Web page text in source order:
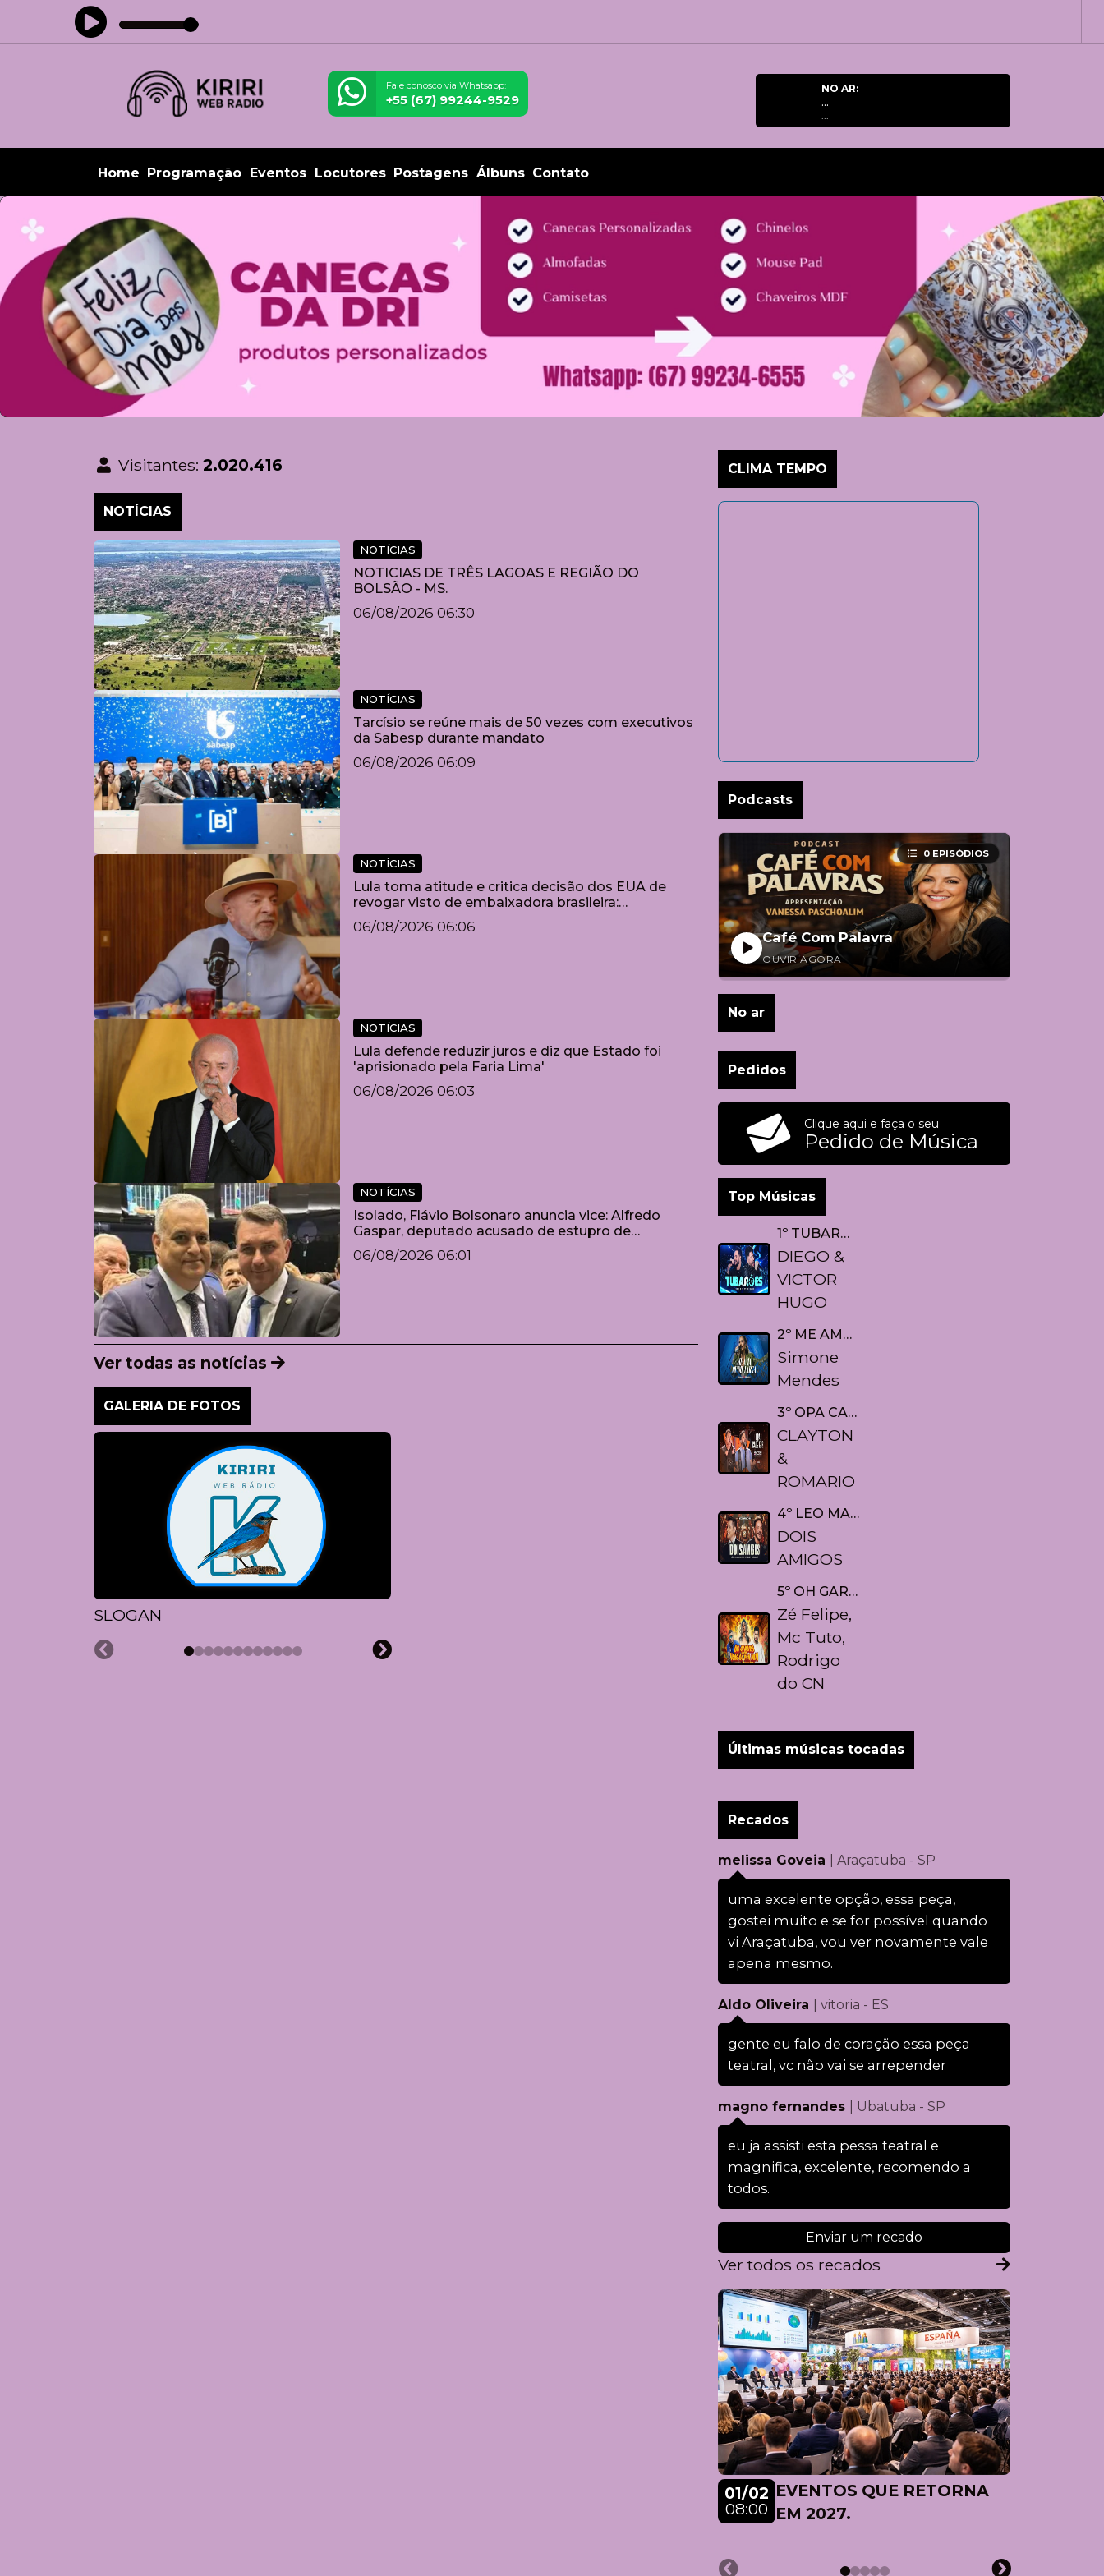
Fale conosco via Whatsapp:
+55 (67) 99244-9529
NO AR:
...
Home Programação Eventos Locutores Postagens Álbuns Contato
Visitantes: 2.020.416
NOTÍCIAS
NOTÍCIAS
NOTICIAS DE TRÊS LAGOAS E REGIÃO DO
BOLSÃO - MS.
06/08/2026 06:30
NOTÍCIAS
Tarcísio se reúne mais de 50 vezes com executivos
da Sabesp durante mandato
06/08/2026 06:09
NOTÍCIAS
Lula toma atitude e critica decisão dos EUA de
revogar visto de embaixadora brasileira:
“Irresponsável”
06/08/2026 06:06
NOTÍCIAS
Lula defende reduzir juros e diz que Estado foi
'aprisionado pela Faria Lima'
06/08/2026 06:03
NOTÍCIAS
Isolado, Flávio Bolsonaro anuncia vice: Alfredo
Gaspar, deputado acusado de estupro de
vulnerável
06/08/2026 06:01
Ver todas as notícias
GALERIA DE FOTOS
SLOGAN OUVINTES PREMIADOS
CLIMA TEMPO
Podcasts
0 EPISÓDIOS
Café Com Palavra
OUVIR AGORA
No ar
Pedidos
Clique aqui e faça o seu
Pedido de Música
Top Músicas
1º TUBARÕES
DIEGO &
VICTOR
HUGO
2º ME AMA OU MELARGA
Simone
Mendes
3º OPA CADÊ EU
CLAYTON
&
ROMARIO
4º LEO MAGALHAES & WEALEY SAFADÃO
DOIS
AMIGOS
5º OH GAROTA QUERO VOCE SO PRA MIM
Zé Felipe,
Mc Tuto,
Rodrigo
do CN
Últimas músicas tocadas
Recados
melissa Goveia | Araçatuba - SP
uma excelente opção, essa peça,
gostei muito e se for possível quando
vi Araçatuba, vou ver novamente vale
apena mesmo.
Aldo Oliveira | vitoria - ES
gente eu falo de coração essa peça
teatral, vc não vai se arrepender
magno fernandes | Ubatuba - SP
eu ja assisti esta pessa teatral e
magnifica, excelente, recomendo a
todos.
Enviar um recado
Ver todos os recados
01/02
08:00
EVENTOS QUE RETORNA
EM 2027.